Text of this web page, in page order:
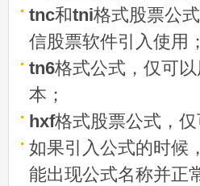
tnc和tni格式股票公
信股票软件引入使用；
tn6格式公式，仅可
本；
hxf格式股票公式，
如果引入公式的时候
能出现公式名称并正